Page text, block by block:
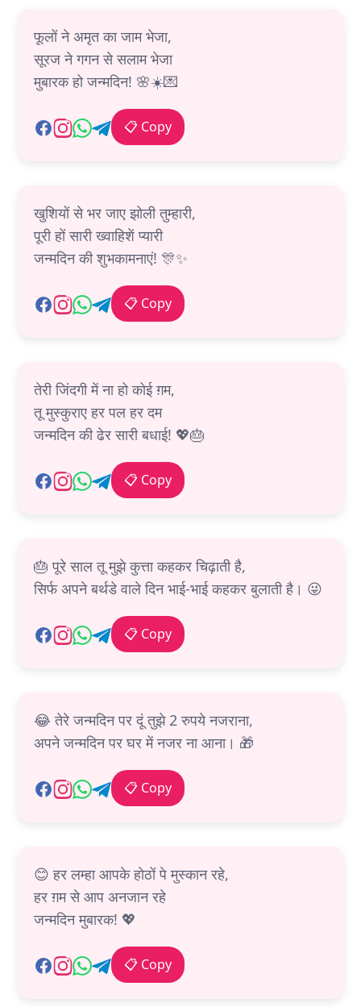
फूलों ने अमृत का जाम भेजा,
सूरज ने गगन से सलाम भेजा
मुबारक हो जन्मदिन! 🌸☀️💌
📋 Copy
खुशियों से भर जाए झोली तुम्हारी,
पूरी हों सारी ख्वाहिशें प्यारी
जन्मदिन की शुभकामनाएं! 🎊✨
📋 Copy
तेरी जिंदगी में ना हो कोई ग़म,
तू मुस्कुराए हर पल हर दम
जन्मदिन की ढेर सारी बधाई! 💖🎂
📋 Copy
🎂 पूरे साल तू मुझे कुत्ता कहकर चिढ़ाती है,
सिर्फ अपने बर्थडे वाले दिन भाई-भाई कहकर बुलाती है। 😜
📋 Copy
😂 तेरे जन्मदिन पर दूं तुझे 2 रुपये नजराना,
अपने जन्मदिन पर घर में नजर ना आना। 🎁
📋 Copy
😊 हर लम्हा आपके होठों पे मुस्कान रहे,
हर ग़म से आप अनजान रहे
जन्मदिन मुबारक! 💖
📋 Copy